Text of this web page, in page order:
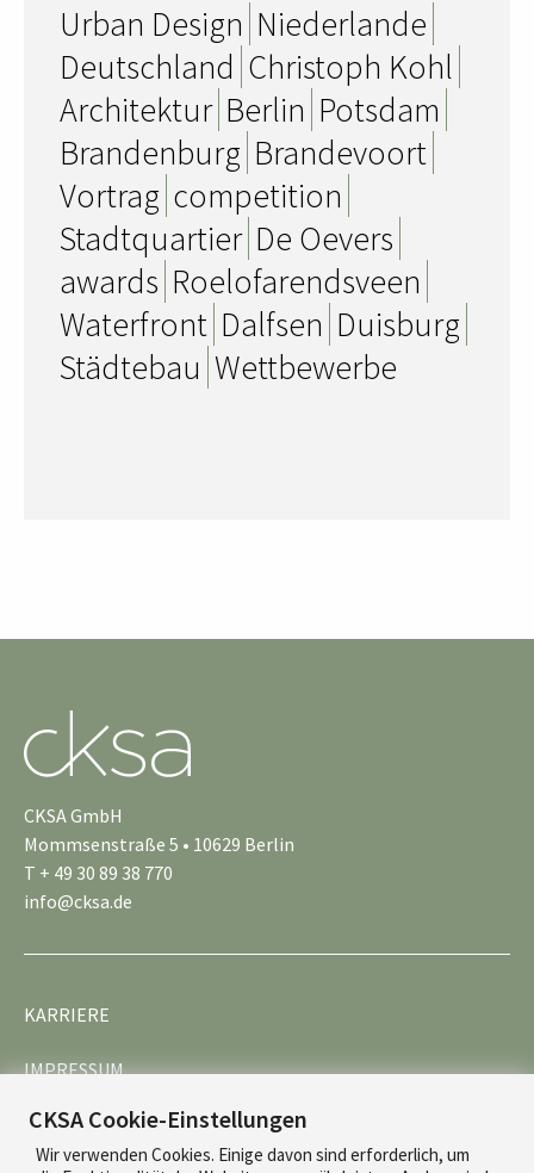
Urban Design Niederlande
Deutschland Christoph Kohl
Architektur Berlin Potsdam
Brandenburg Brandevoort
Vortrag competition
Stadtquartier De Oevers
awards Roelofarendsveen
Waterfront Dalfsen Duisburg
Städtebau Wettbewerbe
CKSA GmbH
Mommsenstraße 5 • 10629 Berlin
T + 49 30 89 38 770
info@cksa.de
KARRIERE
IMPRESSUM
DATENSCHUTZ
CKSA Cookie-Einstellungen
Wir verwenden Cookies. Einige davon sind erforderlich, um